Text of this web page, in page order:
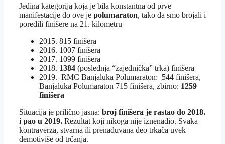
Jedina kategorija koja je bila konstantna od prve
manifestacije do ove je polumaraton, tako da smo brojali i
poredili finišere na 21. kilometru
2015. 815 finišera
2016. 1007 finišera
2017. 1099 finišera
2018. 1384 (poslednja “zajednička” trka) finišera
2019. RMC Banjaluka Polumaraton: 544 finišera,
Banjaluka Polumaraton 715 finišera, zbirno: 1259
finišera
Situacija je prilično jasna: broj finišera je rastao do 2018.
i pao u 2019. Rezultat koji nikoga nije iznenadio. Svaka
kontraverza, stvarna ili prenaduvana deo trkača uvek
demotiviše od trčanja.